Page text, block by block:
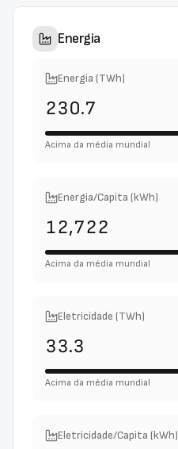
Energia
Energia (TWh)
230.7
Acima da média mundial
Energia/Capita (kWh)
12,722
Acima da média mundial
Eletricidade (TWh)
33.3
Acima da média mundial
Eletricidade/Capita (kWh)